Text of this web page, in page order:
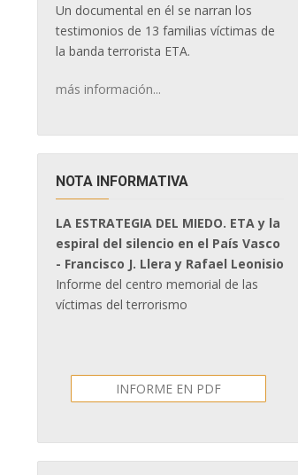
Un documental en él se narran los
testimonios de 13 familias víctimas de
la banda terrorista ETA.
más información...
NOTA INFORMATIVA
LA ESTRATEGIA DEL MIEDO. ETA y la
espiral del silencio en el País Vasco
- Francisco J. Llera y Rafael Leonisio
Informe del centro memorial de las
víctimas del terrorismo
INFORME EN PDF